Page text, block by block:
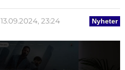
Nyheter
13.09.2024, 23:24